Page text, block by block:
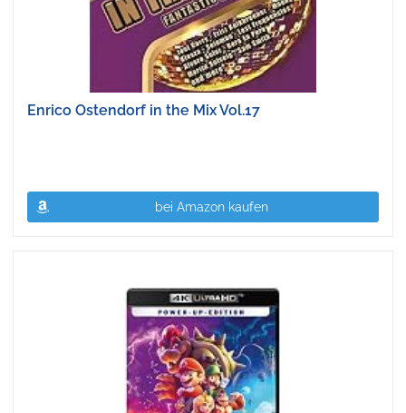
Enrico Ostendorf in the Mix Vol.17
bei Amazon kaufen